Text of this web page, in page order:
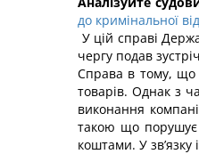
до кримінальної
У цій справі
чергу подав
Справа в тому, що
товарів. Однак з
виконання
такою що порушує
коштами. У